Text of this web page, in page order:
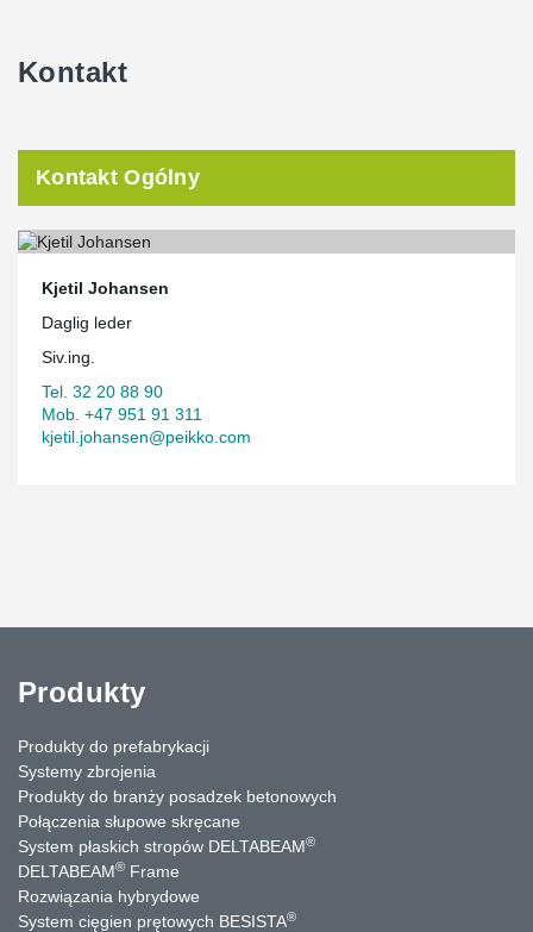
Kontakt
Kontakt Ogólny
Kjetil Johansen
Daglig leder
Siv.ing.
Tel. 32 20 88 90
Mob. +47 951 91 311
kjetil.johansen@peikko.com
Produkty
Produkty do prefabrykacji
Systemy zbrojenia
Produkty do branży posadzek betonowych
Połączenia słupowe skręcane
System płaskich stropów DELTABEAM®
DELTABEAM® Frame
Rozwiązania hybrydowe
System cięgien prętowych BESISTA®